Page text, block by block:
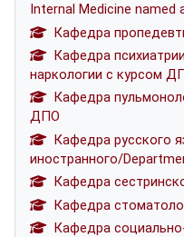
Internal Medicine named
Кафедра
Кафедра
наркологии с курсом
Кафедра
ДПО
Кафедра русского
иностранного/
Кафедра
Кафедра
Кафедра